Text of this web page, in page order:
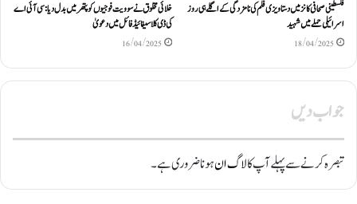
فلسطینی صحافی کانز میں دستاویزی فلم کی نامزدگی کے اگلے ہی روز
اسرائیلی حملے میں شہید
18/04/2025
خلائی مخلوق نے سوویت فوجیوں کو پتھر میں بدل دیا: سی آئی اے
کی ڈی کلاسیفائیڈ فائل میں دعویٰ
16/04/2025
جواب دیں
تبصرہ کرنے سے پہلے آپ کالاگ انہونا ضروری ہے۔